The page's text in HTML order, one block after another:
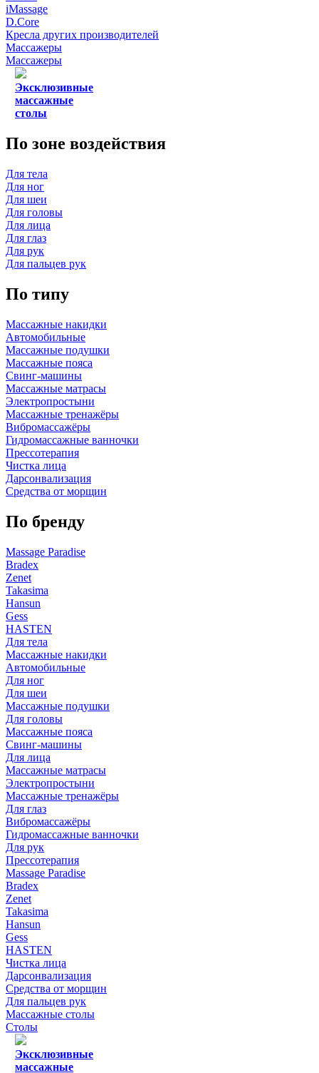
iMassage
D.Core
Кресла других производителей
Массажеры
Массажеры
Эксклюзивные
массажные
столы
По зоне воздействия
Для тела
Для ног
Для шеи
Для головы
Для лица
Для глаз
Для рук
Для пальцев рук
По типу
Массажные накидки
Автомобильные
Массажные подушки
Массажные пояса
Свинг-машины
Массажные матрасы
Электропростыни
Массажные тренажёры
Вибромассажёры
Гидромассажные ванночки
Прессотерапия
Чистка лица
Дарсонвализация
Средства от морщин
По бренду
Massage Paradise
Bradex
Zenet
Takasima
Hansun
Gess
HASTEN
Для тела
Массажные накидки
Автомобильные
Для ног
Для шеи
Массажные подушки
Для головы
Массажные пояса
Свинг-машины
Для лица
Массажные матрасы
Электропростыни
Массажные тренажёры
Для глаз
Вибромассажёры
Гидромассажные ванночки
Для рук
Прессотерапия
Massage Paradise
Bradex
Zenet
Takasima
Hansun
Gess
HASTEN
Чистка лица
Дарсонвализация
Средства от морщин
Для пальцев рук
Массажные столы
Столы
Эксклюзивные
массажные